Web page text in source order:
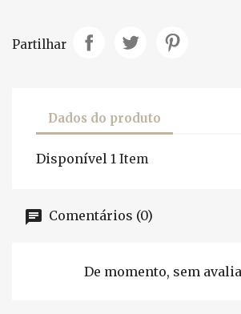
Partilhar
Dados do produto
Disponível 1 Item
Comentários (0)
De momento, sem